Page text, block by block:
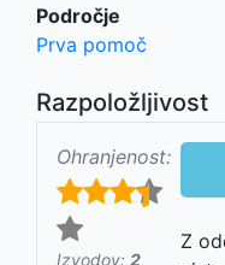
Področje
Prva pomoč
Razpoložljivost
Ohranjenost:
Izvodov: 2
Z